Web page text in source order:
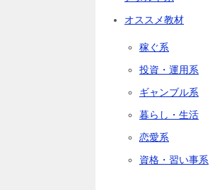
オススメ教材
稼ぐ系
投資・運用系
ギャンブル系
暮らし・生活
恋愛系
資格・習い事系